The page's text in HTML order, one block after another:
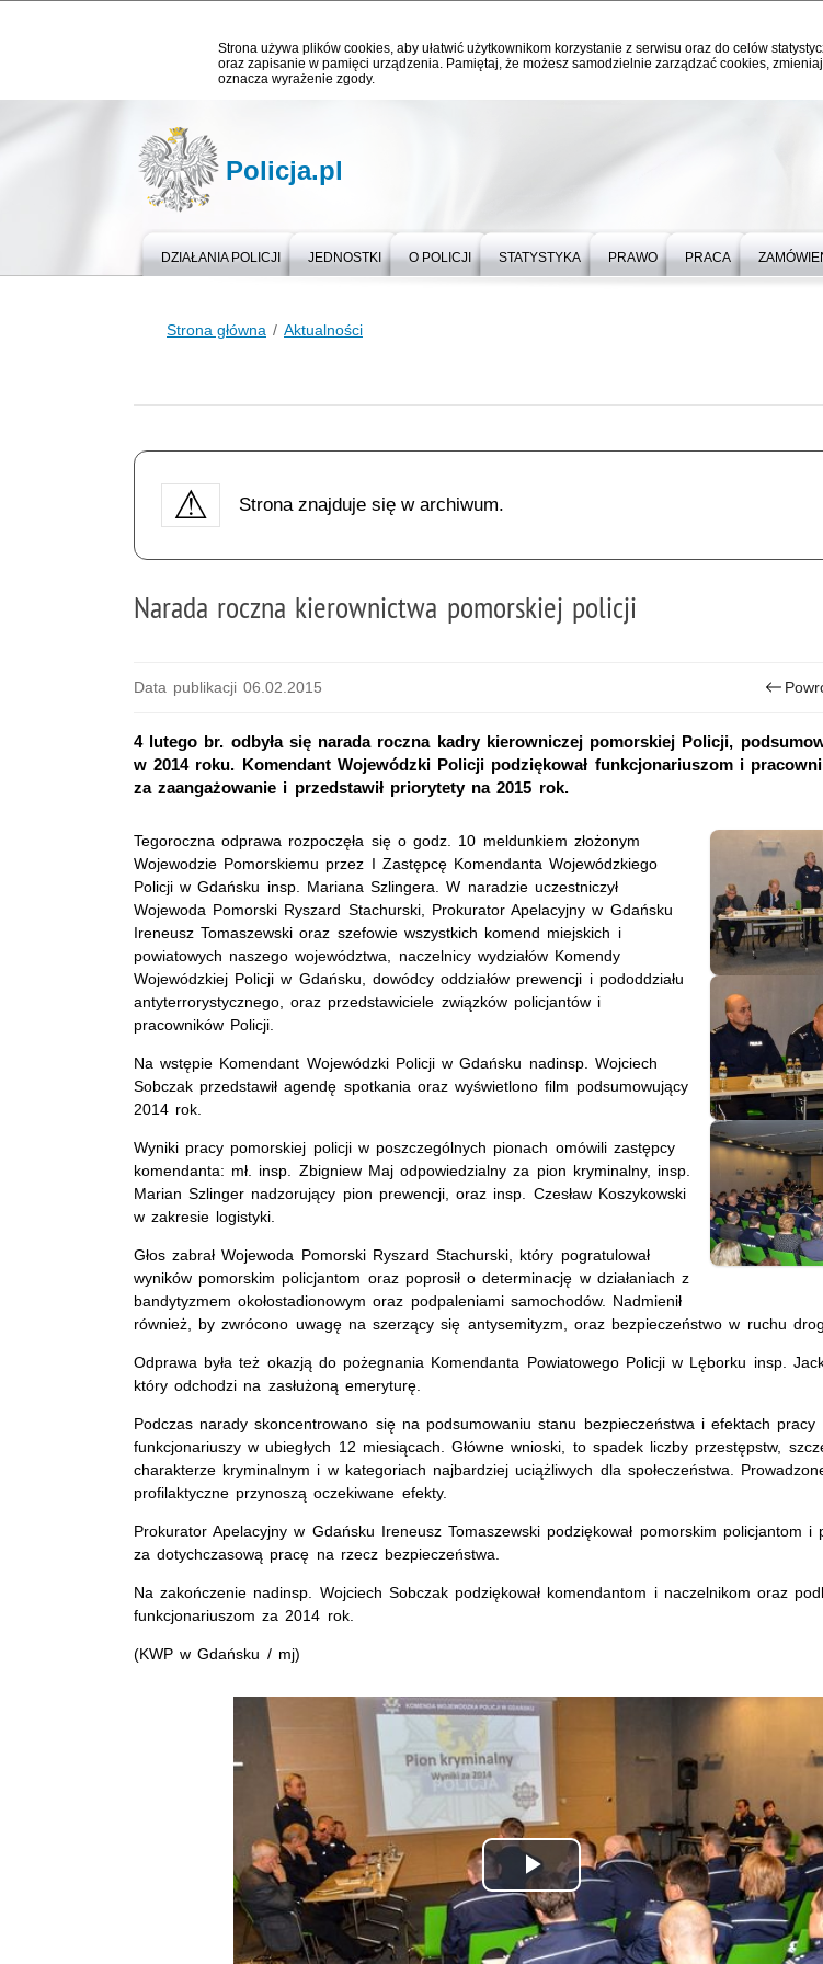
Strona używa plików cookies, aby ułatwić użytkownikom korzystanie z serwisu oraz do celów
oraz zapisanie w pamięci urządzenia. Pamiętaj, że możesz samodzielnie zarządzać cookies,
oznacza wyrażenie zgody.
Policja.pl
DZIAŁANIA POLICJI JEDNOSTKI O POLICJI STATYSTYKA PRAWO PRACA
Strona główna Aktualności
Strona znajduje się w archiwum.
Narada roczna kierownictwa pomorskiej policji
Data publikacji 06.02.2015
4 lutego br. odbyła się narada roczna kadry kierowniczej pomorskiej Policji,
w 2014 roku. Komendant Wojewódzki Policji podziękował funkcjonariuszom i
za zaangażowanie i przedstawił priorytety na 2015 rok.
Tegoroczna odprawa rozpoczęła się o godz. 10 meldunkiem złożonym
Wojewodzie Pomorskiemu przez I Zastępcę Komendanta Wojewódzkiego
Policji w Gdańsku insp. Mariana Szlingera. W naradzie uczestniczył
Wojewoda Pomorski Ryszard Stachurski, Prokurator Apelacyjny w Gdańsku
Ireneusz Tomaszewski oraz szefowie wszystkich komend miejskich i
powiatowych naszego województwa, naczelnicy wydziałów Komendy
Wojewódzkiej Policji w Gdańsku, dowódcy oddziałów prewencji i pododdziału
antyterrorystycznego, oraz przedstawiciele związków policjantów i
pracowników Policji.
Na wstępie Komendant Wojewódzki Policji w Gdańsku nadinsp. Wojciech
Sobczak przedstawił agendę spotkania oraz wyświetlono film podsumowujący
2014 rok.
Wyniki pracy pomorskiej policji w poszczególnych pionach omówili zastępcy
komendanta: mł. insp. Zbigniew Maj odpowiedzialny za pion kryminalny, insp.
Marian Szlinger nadzorujący pion prewencji, oraz insp. Czesław Koszykowski
w zakresie logistyki.
Głos zabrał Wojewoda Pomorski Ryszard Stachurski, który pogratulował
wyników pomorskim policjantom oraz poprosił o determinację w działaniach z
bandytyzmem okołostadionowym oraz podpaleniami samochodów. Nadmienił
również, by zwrócono uwagę na szerzący się antysemityzm, oraz bezpieczeństwo w ruchu
Odprawa była też okazją do pożegnania Komendanta Powiatowego Policji w Lęborku insp.
który odchodzi na zasłużoną emeryturę.
Podczas narady skoncentrowano się na podsumowaniu stanu bezpieczeństwa i efektach pracy
funkcjonariuszy w ubiegłych 12 miesiącach. Główne wnioski, to spadek liczby przestępstw,
charakterze kryminalnym i w kategoriach najbardziej uciążliwych dla społeczeństwa.
profilaktyczne przynoszą oczekiwane efekty.
Prokurator Apelacyjny w Gdańsku Ireneusz Tomaszewski podziękował pomorskim policjantom i
za dotychczasową pracę na rzecz bezpieczeństwa.
Na zakończenie nadinsp. Wojciech Sobczak podziękował komendantom i naczelnikom oraz
funkcjonariuszom za 2014 rok.
(KWP w Gdańsku / mj)
Odtwórz
wideo